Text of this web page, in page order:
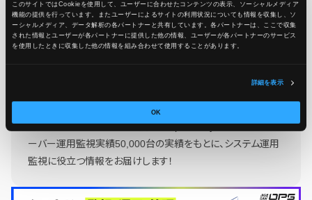
このサイトではCookieを使用して、ユーザーに合わせたコンテンツの表示、ソーシャルメディア
機能の提供を行っています。またユーザーによるサイトの利用状況についても情報を収集し、ソ
ーシャルメディア、データ解析の各パートナーと共有しています。各パートナーは、ここで収集
された情報とユーザーが各パートナーに提供した他の情報、ユーザーが各パートナーのサービス
を使用したときに収集した他の情報を組み合わせて使用​​することがあります。
詳細を表示
OK
24時間365日のシステム運用監視サービス「JIG-SAW OPS」
を提供する、JIG-SAW株式会社のOps Today編集部です。 サ
ーバー運用監視実績50,000台の実績をもとに、システム運用
監視に役立つ情報をお届けします！